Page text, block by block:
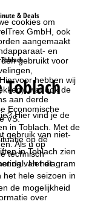
cookies om
GmbH, ook
aangemaakt
en
gebruikt voor
hebben wij
wat ook de
aan derde
Economische
VS.
gebruik van niet-
Als u op
technisch
van het
de mogelijkheid
over
& Deals
Toblach
Hier vind je de
in Toblach. Met de
op de
in Toblach zien
dal. Het diagram
het hele seizoen in